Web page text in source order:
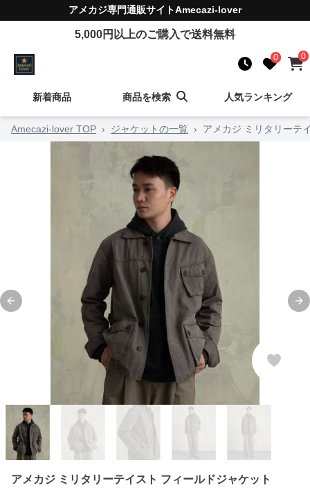
アメカジ専門通販サイトAmecazi-lover
5,000円以上のご購入で送料無料
0 0
新着商品 商品を検索 人気ランキング
Amecazi-lover TOP › ジャケットの一覧 › アメカジ ミリタリーテ
Previous slide
アメカジ ミリタリーテイスト フィールドジャケット